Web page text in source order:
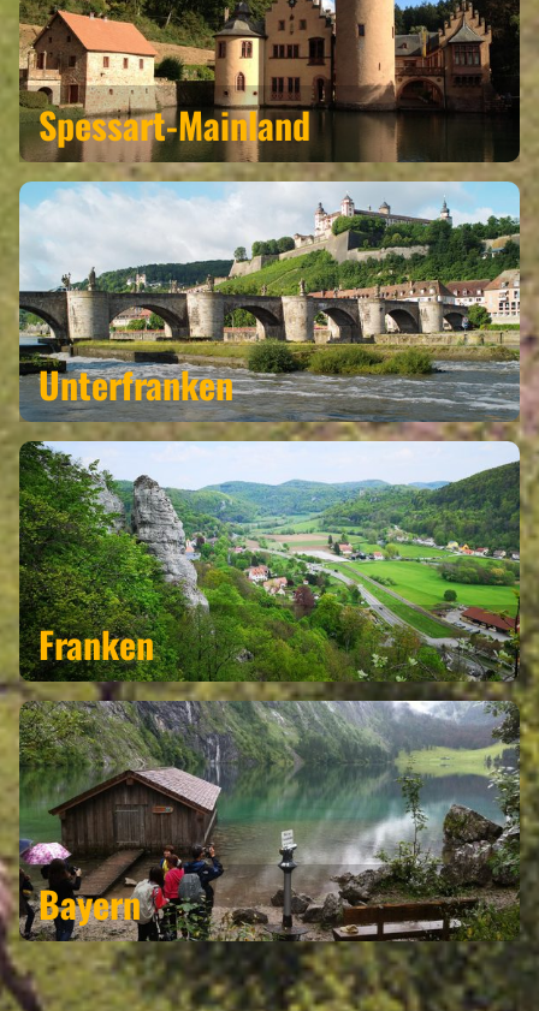
Spessart-Mainland
Unterfranken
Franken
Bayern